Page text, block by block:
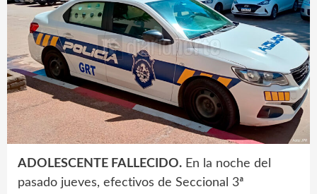
ADOLESCENTE FALLECIDO. En la noche del
pasado jueves, efectivos de Seccional 3ª